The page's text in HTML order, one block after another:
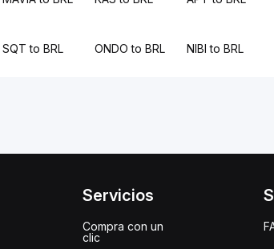
SQT to BRL ONDO to BRL NIBI to BRL
Servicios
Compra con un
clic